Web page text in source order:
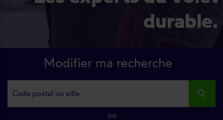
durable.
Modifier ma recherche
search
ou